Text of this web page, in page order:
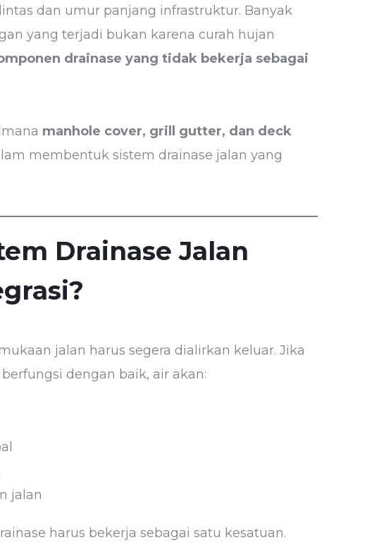
dan umur panjang infrastruktur. Banyak
yang terjadi bukan karena curah hujan
drainase yang tidak bekerja sebagai
manhole cover, grill gutter, dan deck
membentuk sistem drainase jalan yang
Drainase Jalan
jalan harus segera dialirkan keluar. Jika
dengan baik, air akan:
jalan
harus bekerja sebagai satu kesatuan.